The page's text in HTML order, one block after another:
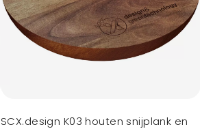
SCX.design K03 houten snijplank en